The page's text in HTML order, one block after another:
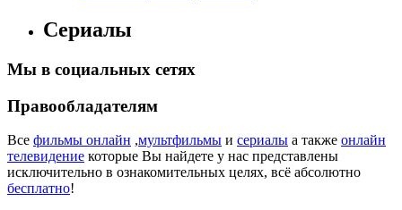
Сериалы
Мы в социальных сетях
Правообладателям
Все фильмы онлайн ,мультфильмы и сериалы а также онлайн
телевидение которые Вы найдете у нас представлены
исключительно в ознакомительных целях, всё абсолютно
бесплатно!